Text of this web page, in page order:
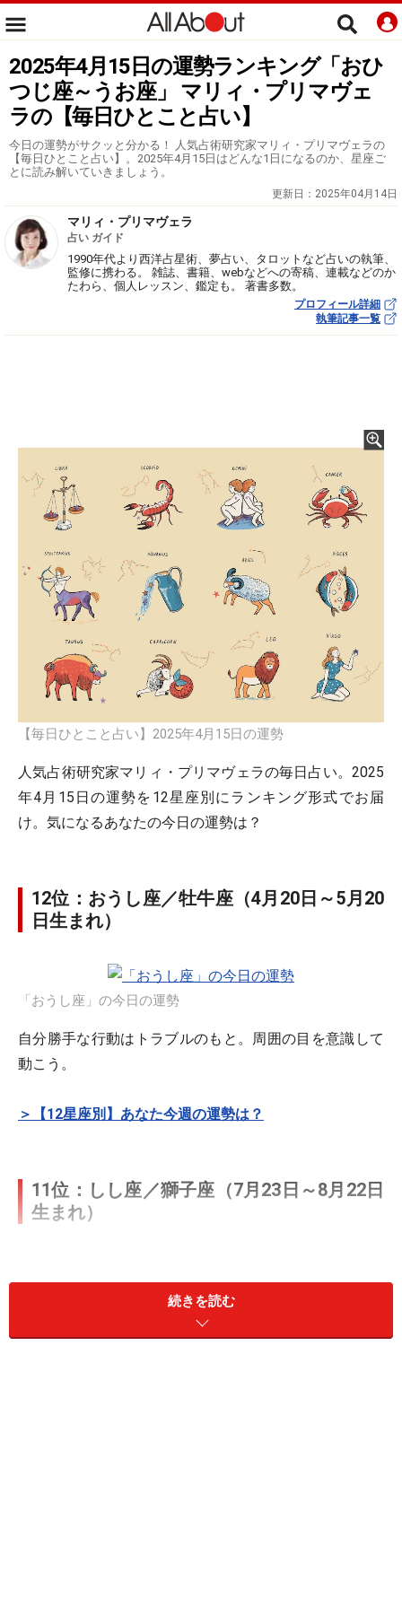
2025年4月15日の運勢ランキング「おひ
つじ座～うお座」 マリィ・プリマヴェ
ラの【毎日ひとこと占い】
今日の運勢がサクッと分かる！ 人気占術研究家マリィ・プリマヴェラの
【毎日ひとこと占い】。2025年4月15日はどんな1日になるのか、星座ご
とに読み解いていきましょう。
更新日： 2025年04月14日
マリィ・プリマヴェラ
占い ガイド
1990年代より西洋占星術、夢占い、タロットなど占いの執筆、
監修に携わる。 雑誌、書籍、webなどへの寄稿、連載などのか
たわら、個人レッスン、鑑定も。 著書多数。
プロフィール詳細
執筆記事一覧
【毎日ひとこと占い】2025年4月15日の運勢
人気占術研究家マリィ・プリマヴェラの毎日占い。2025
年4月15日の運勢を12星座別にランキング形式でお届
け。気になるあなたの今日の運勢は？
12位：おうし座／牡牛座（4月20日～5月20
日生まれ）
「おうし座」の今日の運勢
自分勝手な行動はトラブルのもと。周囲の目を意識して
動こう。
＞【12星座別】あなた今週の運勢は？
11位：しし座／獅子座（7月23日～8月22日
生まれ）
ちょっとした心のゆるみがトラブルを招く日。油断は禁
続きを読む